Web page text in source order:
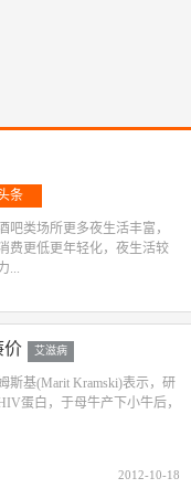
条
吧类场所更多夜生活丰富，
费更低更年轻化，夜生活较
...
价 艾滋病
斯基(Marit Kramski)表示，研
蛋白，于母牛产下小牛后，
2012-10-18